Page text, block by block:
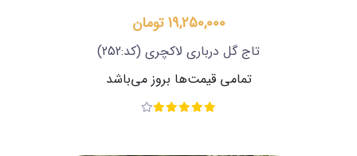
19,250,000 تومان
تاج گل درباری لاکچری (کد:252)
تمامی قیمت‌ها بروز می‌باشد